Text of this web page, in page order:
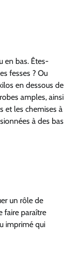
en bas. Êtes-
fesses ? Ou
en dessous de
amples, ainsi
et les chemises à
à des bas
un rôle de
faire paraître
imprimé qui